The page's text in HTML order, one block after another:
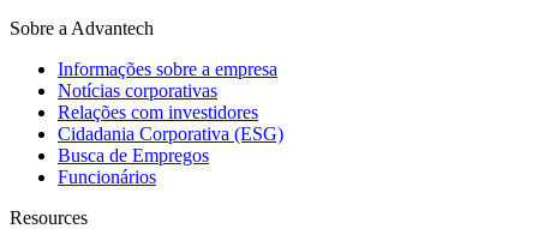
Sobre a Advantech
Informações sobre a empresa
Notícias corporativas
Relações com investidores
Cidadania Corporativa (ESG)
Busca de Empregos
Funcionários
Resources